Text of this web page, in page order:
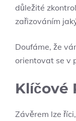
důležité
zařizováním
Doufáme, že
orientovat se v
Klíčové
Závěrem lze